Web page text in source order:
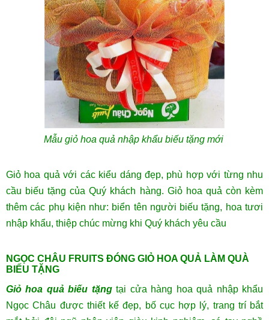
Mẫu giỏ hoa quả nhập khẩu biếu tặng mới
Giỏ hoa quả với các kiểu dáng đẹp, phù hợp với từng nhu
cầu biếu tặng của Quý khách hàng. Giỏ hoa quả còn kèm
thêm các phụ kiện như: biển tên người biếu tặng, hoa tươi
nhập khẩu, thiệp chúc mừng khi Quý khách yêu cầu
NGỌC CHÂU FRUITS ĐÓNG GIỎ HOA QUẢ LÀM QUÀ
BIẾU TẶNG
Giỏ hoa quả biếu tặngtại cửa hàng hoa quả nhập khẩu
Ngọc Châu được thiết kế đẹp, bố cục hợp lý, trang trí bắt